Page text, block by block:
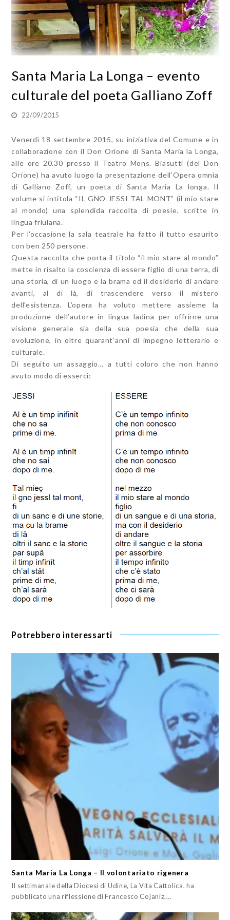
Santa Maria La Longa – evento
culturale del poeta Galliano Zoff
22/09/2015
Venerdì 18 settembre 2015, su iniziativa del Comune e in
collaborazione con il Don Orione di Santa Maria la Longa,
alle ore 20.30 presso il Teatro Mons. Biasutti (del Don
Orione) ha avuto luogo la presentazione dell’Opera omnia
di Galliano Zoff, un poeta di Santa Maria La longa. Il
volume si intitola “IL GNO JESSI TAL MONT” (il mio stare
al mondo) una splendida raccolta di poesie, scritte in
lingua friulana.
Per l’occasione la sala teatrale ha fatto il tutto esaurito
con ben 250 persone.
Questa raccolta che porta il titolo “il mio stare al mondo”
mette in risalto la coscienza di essere figlio di una terra, di
una storia, di un luogo e la brama ed il desiderio di andare
avanti, al di là, di trascendere verso il mistero
dell’esistenza. L’opera ha voluto mettere assieme la
produzione dell’autore in lingua ladina per offrirne una
visione generale sia della sua poesia che della sua
evoluzione, in oltre quarant’anni di impegno letterario e
culturale.
Di seguito un assaggio… a tutti coloro che non hanno
avuto modo di esserci:
Potrebbero interessarti
Santa Maria La Longa – Il volontariato rigenera
Il settimanale della Diocesi di Udine, La Vita Cattolica, ha
pubblicato una riflessione di Francesco Cojaniz,…